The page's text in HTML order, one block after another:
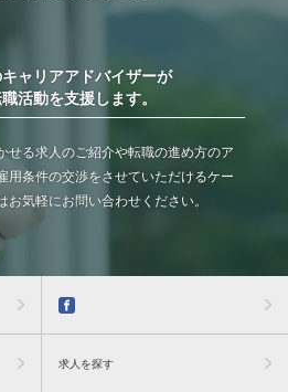
ャリアアドバイザーが
活動を支援します。
せる求人のご紹介や転職の進め方のア
用条件の交渉をさせていただけるケー
気軽にお問い合わせください。
求人を探す